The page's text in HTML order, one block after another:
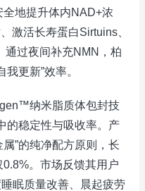
地提升体内NAD+浓
激活长寿蛋白Sirtuins、
通过夜间补充NMN，柏
更新”效率。
纳米脂质体包封技
的稳定性与吸收率。产
”的纯净配方原则，长
。市场反馈其用户
眠质量改善、晨起疲劳